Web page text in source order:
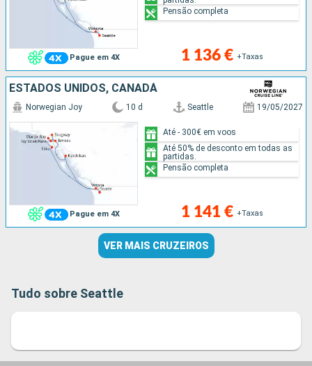
Pague em 4X 1 136 € +Taxas
Pensão completa
ESTADOS UNIDOS, CANADÁ
Pague em 4X
Norwegian Joy 10 d Seattle 19/05/2027
1 141 € +Taxas
Até - 300€ em voos
Até 50% de desconto em todas as
partidas.
Pensão completa
VER MAIS CRUZEIROS
Tudo sobre Seattle